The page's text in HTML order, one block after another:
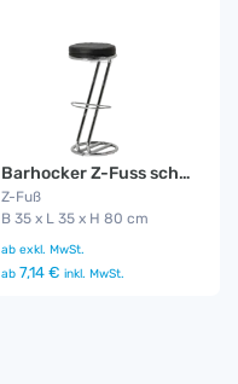
Barhocker Z-Fuss schwarz
Z-Fuß
B 35 x L 35 x H 80 cm
ab exkl. MwSt.
ab 7,14 € inkl. MwSt.